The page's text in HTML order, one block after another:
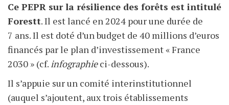
Ce PEPR sur la résilience des forêts est intitulé
Forestt. Il est lancé en 2024 pour une durée de
7 ans. Il est doté d’un budget de 40 millions d’euros
financés par le plan d’investissement « France
2030 » (cf. infographieci-dessous).
Il s’appuie sur un comité interinstitutionnel
(auquel s’ajoutent, aux trois établissements